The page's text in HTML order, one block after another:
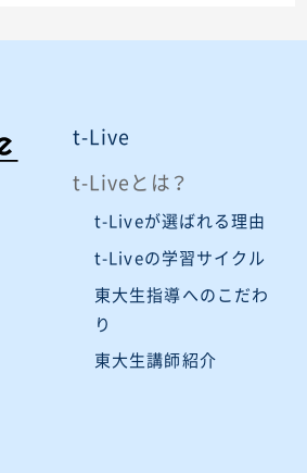
t-Live
t-Liveとは？
t-Liveが選ばれる理由
t-Liveの学習サイクル
東大生指導へのこだわ
り
東大生講師紹介